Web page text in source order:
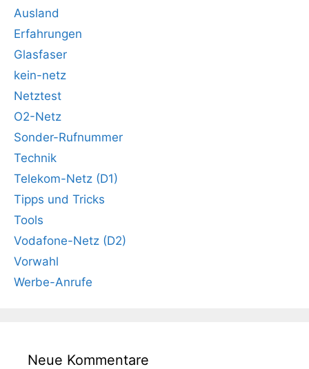
Ausland
Erfahrungen
Glasfaser
kein-netz
Netztest
O2-Netz
Sonder-Rufnummer
Technik
Telekom-Netz (D1)
Tipps und Tricks
Tools
Vodafone-Netz (D2)
Vorwahl
Werbe-Anrufe
Neue Kommentare